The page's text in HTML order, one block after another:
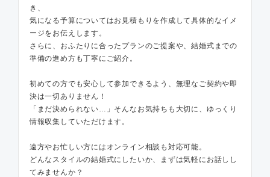
き、
気になる予算についてはお見積もりを作成して具体的なイメ
ージをお伝えします。
さらに、おふたりに合ったプランのご提案や、結婚式までの
準備の進め方も丁寧にご紹介。
初めての方でも安心して参加できるよう、無理なご契約や即
決は一切ありません！
「まだ決められない…」そんなお気持ちも大切に、ゆっくり
情報収集していただけます。
遠方やお忙しい方にはオンライン相談も対応可能。
どんなスタイルの結婚式にしたいか、まずは気軽にお話しし
てみませんか？